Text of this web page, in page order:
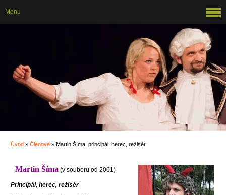
Úvod » Členové » Martin Šíma, principál, herec, režisér
Martin Šíma (v souboru od 2001)
Principál, herec, režisér
Menu